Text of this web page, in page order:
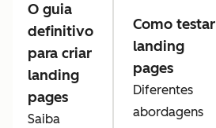
O guia
definitivo
para criar
landing
pages
Saiba
Como testar
landing
pages
Diferentes
abordagens